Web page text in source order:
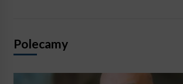
Polecamy